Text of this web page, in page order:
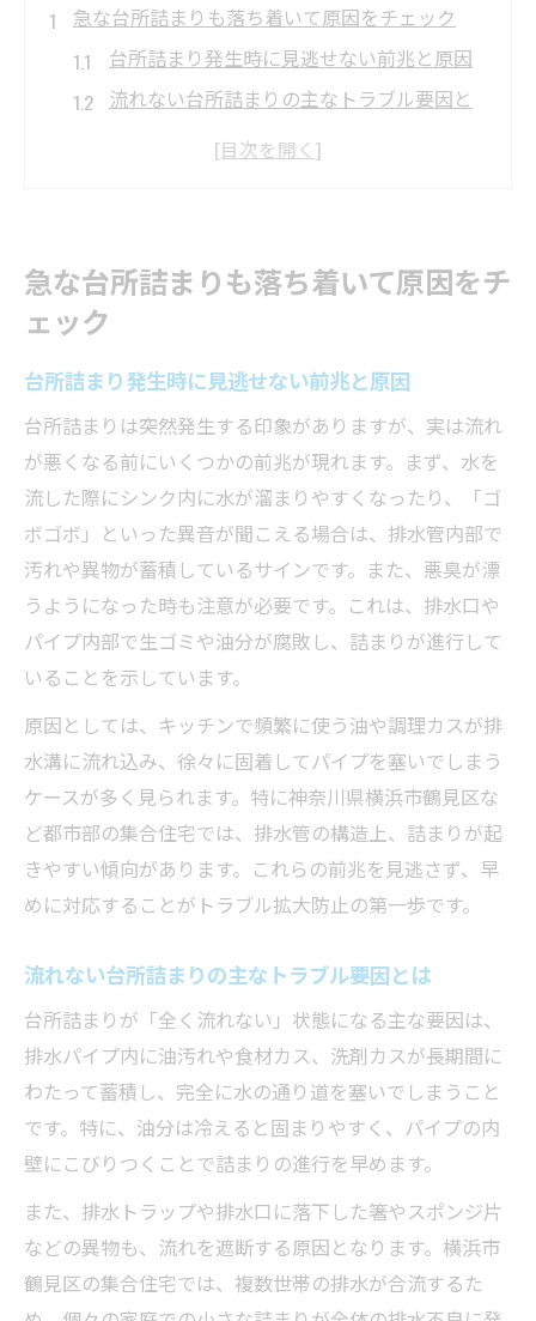
急な台所詰まりも落ち着いて原因をチェック
台所詰まり発生時に見逃せない前兆と原因
流れない台所詰まりの主なトラブル要因と
ト
流れない時の台所詰まり対策を徹底解説
台所詰まり時に避けたい間違った対策とは
台所詰まりが流れない場合の安全な手順解
説
台所詰まり対策で注意すべき作業ポイント
詰まりが流れない時の家庭で試せる対策法
台所詰まり解消へ！家庭でできる実践テクニッ
ク
台所詰まりに効く家庭用アイテムの活用術
流れない台所詰まりに重曹と酢で挑戦する
方法
台所詰まりを自分で解消する掃除のコツ
家庭でできる台所詰まり対策の手順を公開
台所詰まりに困った時のラバーカップ活用
シンクの排水が悪い時の見逃せない注意点
台所詰まり時に見落としがちなシンクの危
険信号
排水が悪い台所詰まりはここを確認しよう
台所詰まりでやってはいけないNG行動集
流れないシンクの台所詰まりと衛生面の注
意
急な台所詰まりも落ち着いて原因をチ
ェック
台所詰まり発生時に見逃せない前兆と原因
台所詰まりは突然発生する印象がありますが、実は流れ
が悪くなる前にいくつかの前兆が現れます。まず、水を
流した際にシンク内に水が溜まりやすくなったり、「ゴ
ボゴボ」といった異音が聞こえる場合は、排水管内部で
汚れや異物が蓄積しているサインです。また、悪臭が漂
うようになった時も注意が必要です。これは、排水口や
パイプ内部で生ゴミや油分が腐敗し、詰まりが進行して
いることを示しています。
原因としては、キッチンで頻繁に使う油や調理カスが排
水溝に流れ込み、徐々に固着してパイプを塞いでしまう
ケースが多く見られます。特に神奈川県横浜市鶴見区な
ど都市部の集合住宅では、排水管の構造上、詰まりが起
きやすい傾向があります。これらの前兆を見逃さず、早
めに対応することがトラブル拡大防止の第一歩です。
流れない台所詰まりの主なトラブル要因とは
台所詰まりが「全く流れない」状態になる主な要因は、
排水パイプ内に油汚れや食材カス、洗剤カスが長期間に
わたって蓄積し、完全に水の通り道を塞いでしまうこと
です。特に、油分は冷えると固まりやすく、パイプの内
壁にこびりつくことで詰まりの進行を早めます。
また、排水トラップや排水口に落下した箸やスポンジ片
などの異物も、流れを遮断する原因となります。横浜市
鶴見区の集合住宅では、複数世帯の排水が合流するた